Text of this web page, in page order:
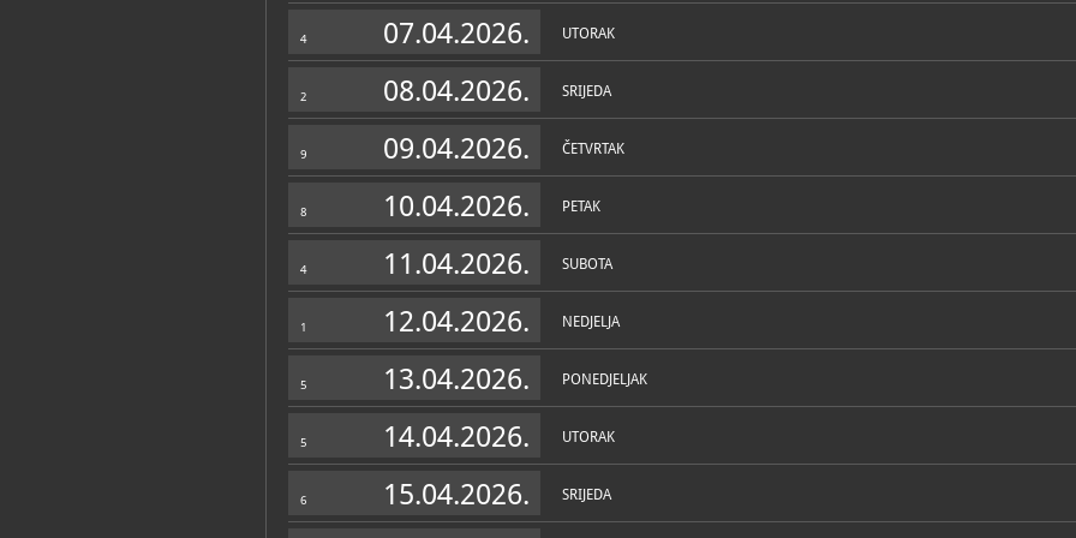
4 07.04.2026. UTORAK
2 08.04.2026. SRIJEDA
9 09.04.2026. ČETVRTAK
8 10.04.2026. PETAK
4 11.04.2026. SUBOTA
1 12.04.2026. NEDJELJA
5 13.04.2026. PONEDJELJAK
5 14.04.2026. UTORAK
6 15.04.2026. SRIJEDA